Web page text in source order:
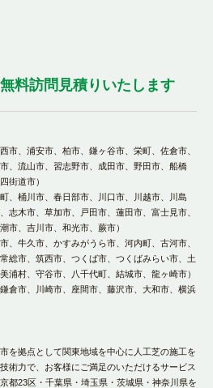
料訪問見積りいたします
市、浦安市、柏市、鎌ヶ谷市、栄町、佐倉市、
、流山市、習志野市、成田市、野田市、船橋
街道市）
、桶川市、春日部市、川口市、川越市、川島
志木市、草加市、戸田市、蓮田市、富士見市、
市、吉川市、和光市、蕨市）
、牛久市、かすみがうら市、河内町、古河市、
総市、筑西市、つくば市、つくばみらい市、土
浦村、守谷市、八千代町、結城市、龍ヶ崎市）
倉市、川崎市、座間市、藤沢市、大和市、横浜
を拠点として関東地域を中心に人工芝の施工を
術力で、お客様にご満足のいただけるサービス
都23区・千葉県・埼玉県・茨城県・神奈川県を